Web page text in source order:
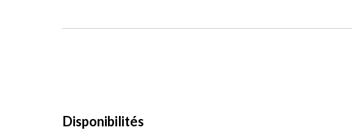
Disponibilités